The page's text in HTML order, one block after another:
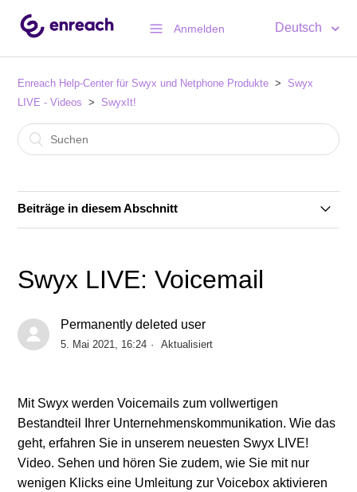
Anmelden Deutsch
Enreach Help-Center für Swyx und Netphone Produkte
Swyx
LIVE - Videos
SwyxIt!
Beiträge in diesem Abschnitt
Swyx LIVE: Voicemail
Swyx LIVE: AdHoc-Konferenz
Swyx LIVE: Schnell und einfach Anrufe weiterleiten
Swyx LIVE: Sprachdialogsysteme einfach grafisch
Swyx LIVE: Voicemail
Permanently deleted user
5. Mai 2021, 16:24 Aktualisiert
Mit Swyx werden Voicemails zum vollwertigen
Bestandteil Ihrer Unternehmenskommunikation. Wie das
geht, erfahren Sie in unserem neuesten Swyx LIVE!
Video. Sehen und hören Sie zudem, wie Sie mit nur
wenigen Klicks eine Umleitung zur Voicebox aktivieren